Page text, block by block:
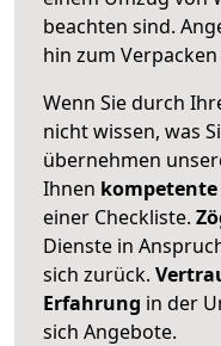
beachten sind.
hin zum
Wenn Sie durch
nicht wissen, was
übernehmen
Ihnen
einer Checkliste.
Dienste in
sich zurück.
Erfahrung in der
sich Angebote.